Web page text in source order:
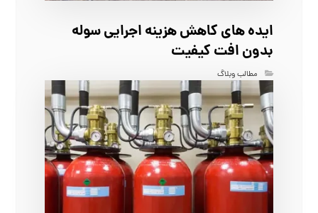
ایده‌ های کاهش هزینه اجرایی سوله
بدون افت کیفیت
مطالب وبلاگ